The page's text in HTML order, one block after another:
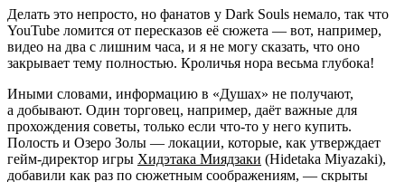
Делать это непросто, но фанатов у Dark Souls немало, так что
YouTube ломится от пересказов её сюжета — вот, например,
видео на два с лишним часа, и я не могу сказать, что оно
закрывает тему полностью. Кроличья нора весьма глубока!
Иными словами, информацию в «Душах» не получают,
а добывают. Один торговец, например, даёт важные для
прохождения советы, только если что-то у него купить.
Полость и Озеро Золы — локации, которые, как утверждает
гейм-директор игры Хидэтака Миядзаки (Hidetaka Miyazaki),
добавили как раз по сюжетным соображениям, — скрыты